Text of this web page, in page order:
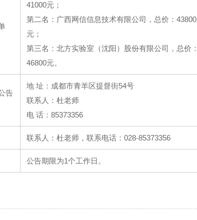
41000元；
第二名：广西网信信息技术有限公司，总价：43800
元；
第三名：北方实验室（沈阳）股份有限公司，总价：
46800元。
告
地 址：成都市青羊区提督街54号
联系人：杜老师
电 话：85373356
联系人：杜老师，联系电话：028-85373356
公告期限为1个工作日。